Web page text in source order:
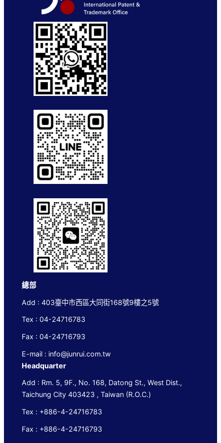
總部
Add : 403臺中市西區大同街168號9樓之5號
Tex : 04-24716783
Fax : 04-24716793
E-mail : info@junrui.com.tw
Headquarter
Add : Rm. 5, 9F., No. 168, Datong St., West Dist.,
Taichung City 403423 , Taiwan (R.O.C.)
Tex : +886-4-24716783
Fax : +886-4-24716793